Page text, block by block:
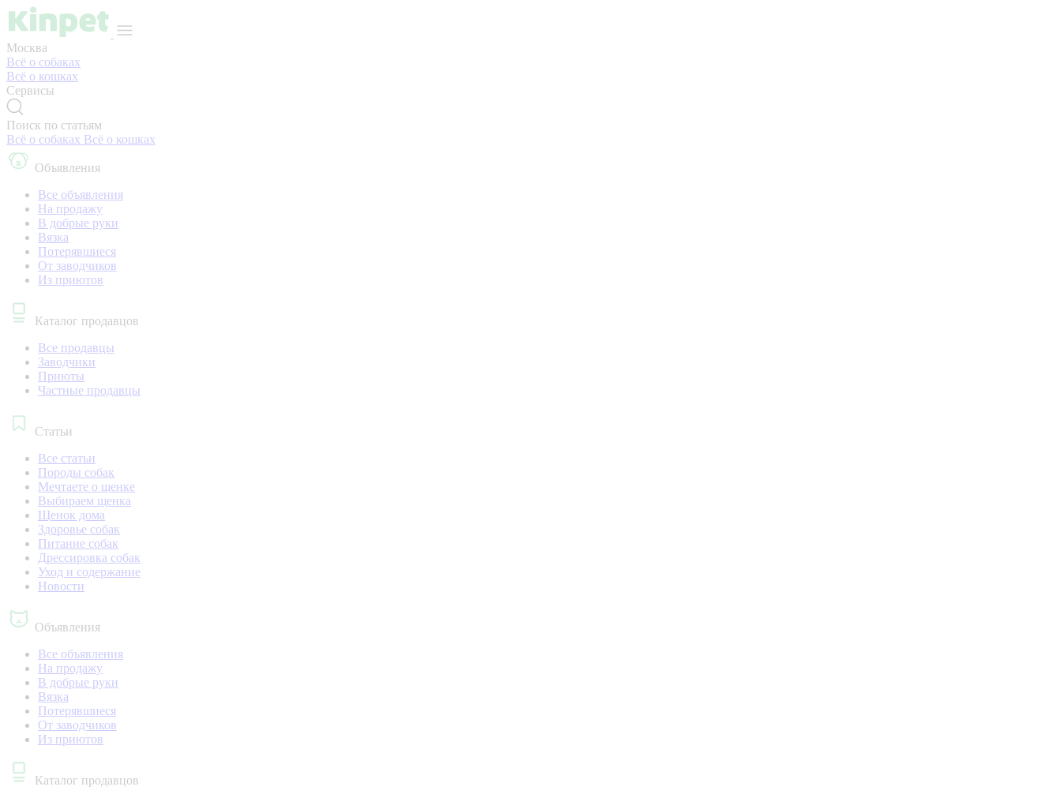
Москва
Всё о собаках
Всё о кошках
Сервисы
Поиск по статьям
Всё о собаках Всё о кошках
Объявления
Все объявления
На продажу
В добрые руки
Вязка
Потерявшиеся
От заводчиков
Из приютов
Каталог продавцов
Все продавцы
Заводчики
Приюты
Частные продавцы
Статьи
Все статьи
Породы собак
Мечтаете о щенке
Выбираем щенка
Щенок дома
Здоровье собак
Питание собак
Дрессировка собак
Уход и содержание
Новости
Объявления
Все объявления
На продажу
В добрые руки
Вязка
Потерявшиеся
От заводчиков
Из приютов
Каталог продавцов